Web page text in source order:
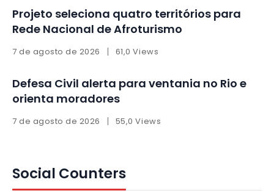
Projeto seleciona quatro territórios para
Rede Nacional de Afroturismo
7 de agosto de 2026 61,0 Views
Defesa Civil alerta para ventania no Rio e
orienta moradores
7 de agosto de 2026 55,0 Views
Social Counters